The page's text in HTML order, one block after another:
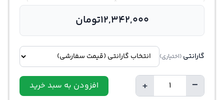
12,342,000تومان
گارانتی (اختیاری)
−
تعداد + افزودن به سبد خرید